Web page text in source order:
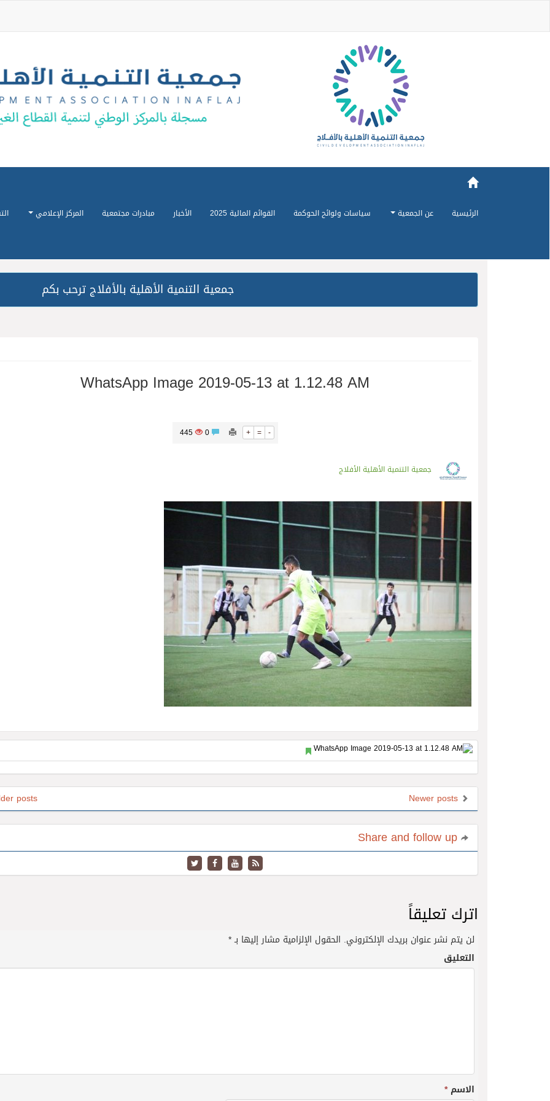
الرئيسية عن الجمعية سياسات ولوائح الحوكمة القوائم المالية 2025 الأخبار مبادرات مجتمعية المركز الإعلامي
جمعية التنمية الأهلية بالأفلاج ترحب بكم
WhatsApp Image 2019-05-13 at 1.12.48 AM
+ = -
0
445
جمعية التنمية الأهلية الأفلاج
posts
اترك تعليقاً
لن يتم نشر عنوان بريدك الإلكتروني. الحقول الإلزامية مشار إليها بـ*
التعليق
الاسم*